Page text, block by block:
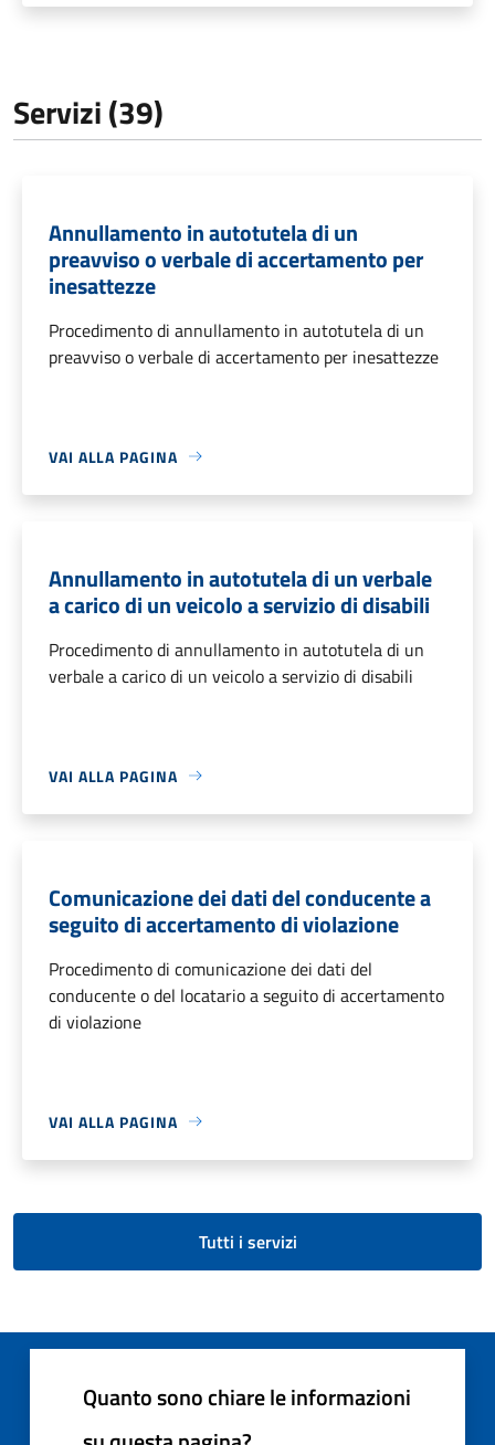
Servizi (39)
Annullamento in autotutela di un
preavviso o verbale di accertamento per
inesattezze
Procedimento di annullamento in autotutela di un
preavviso o verbale di accertamento per inesattezze
VAI ALLA PAGINA
Annullamento in autotutela di un verbale
a carico di un veicolo a servizio di disabili
Procedimento di annullamento in autotutela di un
verbale a carico di un veicolo a servizio di disabili
VAI ALLA PAGINA
Comunicazione dei dati del conducente a
seguito di accertamento di violazione
Procedimento di comunicazione dei dati del
conducente o del locatario a seguito di accertamento
di violazione
VAI ALLA PAGINA
Tutti i servizi
Quanto sono chiare le informazioni